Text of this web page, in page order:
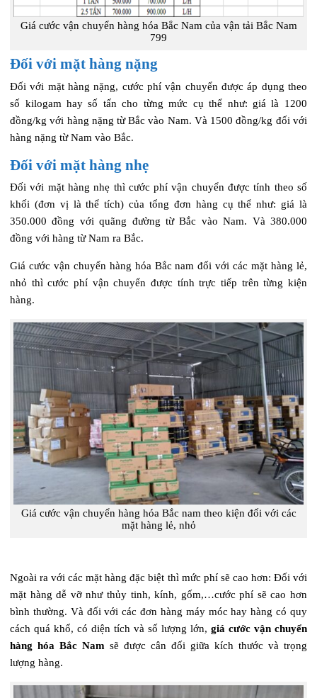
Giá cước vận chuyển hàng hóa Bắc Nam của vận tải Bắc Nam
799
Đối với mặt hàng nặng
Đối với mặt hàng nặng, cước phí vận chuyển được áp dụng theo
số kilogam hay số tấn cho từng mức cụ thể như: giá là 1200
đồng/kg với hàng nặng từ Bắc vào Nam. Và 1500 đồng/kg đối với
hàng nặng từ Nam vào Bắc.
Đối với mặt hàng nhẹ
Đối với mặt hàng nhẹ thì cước phí vận chuyển được tính theo số
khối (đơn vị là thể tích) của tổng đơn hàng cụ thể như: giá là
350.000 đồng với quãng đường từ Bắc vào Nam. Và 380.000
đồng với hàng từ Nam ra Bắc.
Giá cước vận chuyển hàng hóa Bắc nam đối với các mặt hàng lẻ,
nhỏ thì cước phí vận chuyển được tính trực tiếp trên từng kiện
hàng.
Giá cước vận chuyển hàng hóa Bắc nam theo kiện đối với các
mặt hàng lẻ, nhỏ
Ngoài ra với các mặt hàng đặc biệt thì mức phí sẽ cao hơn: Đối với
mặt hàng dễ vỡ như thủy tinh, kính, gốm,…cước phí sẽ cao hơn
bình thường. Và đối với các đơn hàng máy móc hay hàng có quy
cách quá khổ, có diện tích và số lượng lớn, giá cước vận chuyển
hàng hóa Bắc Nam sẽ được cân đối giữa kích thước và trọng
lượng hàng.